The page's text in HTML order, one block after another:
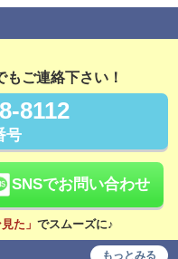
賞与あり
資格手当あり
交通費支給
研修あり
ご連絡下さい！
8112
号
SNSでお問い合わせ
た」 でスムーズに♪
もっとみる